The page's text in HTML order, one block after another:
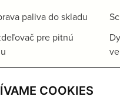
COOKIES
paliva do skladu
pre pitnú